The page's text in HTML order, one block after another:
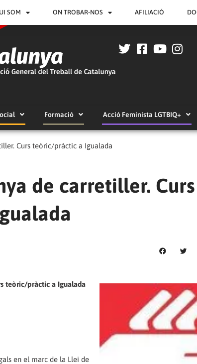
SOM ON TROBAR-NOS AFILIACIÓ
Formació Acció Feminista LGTBIQ+
Curs teòric/pràctic a Igualada
de carretiller. Curs
teòric/pràctic a Igualada
en el marc de la Llei de